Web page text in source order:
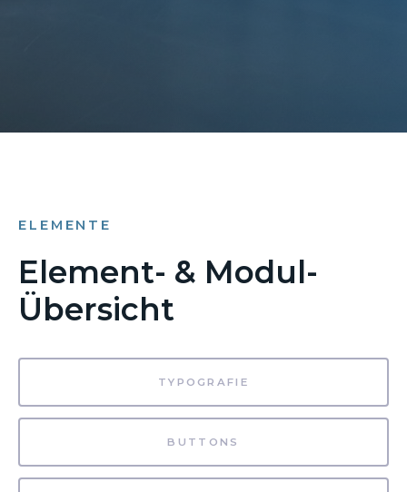
ELEMENTE
Element- & Modul-
Übersicht
TYPOGRAFIE
BUTTONS